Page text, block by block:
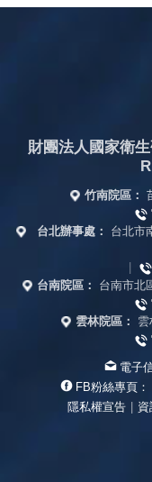
財團法人國家衛
竹南院區：
台北辦事處：
台北市
|
台南院區：
台南市北
雲林院區：
電子
FB粉絲專頁：
隱私權宣告 |